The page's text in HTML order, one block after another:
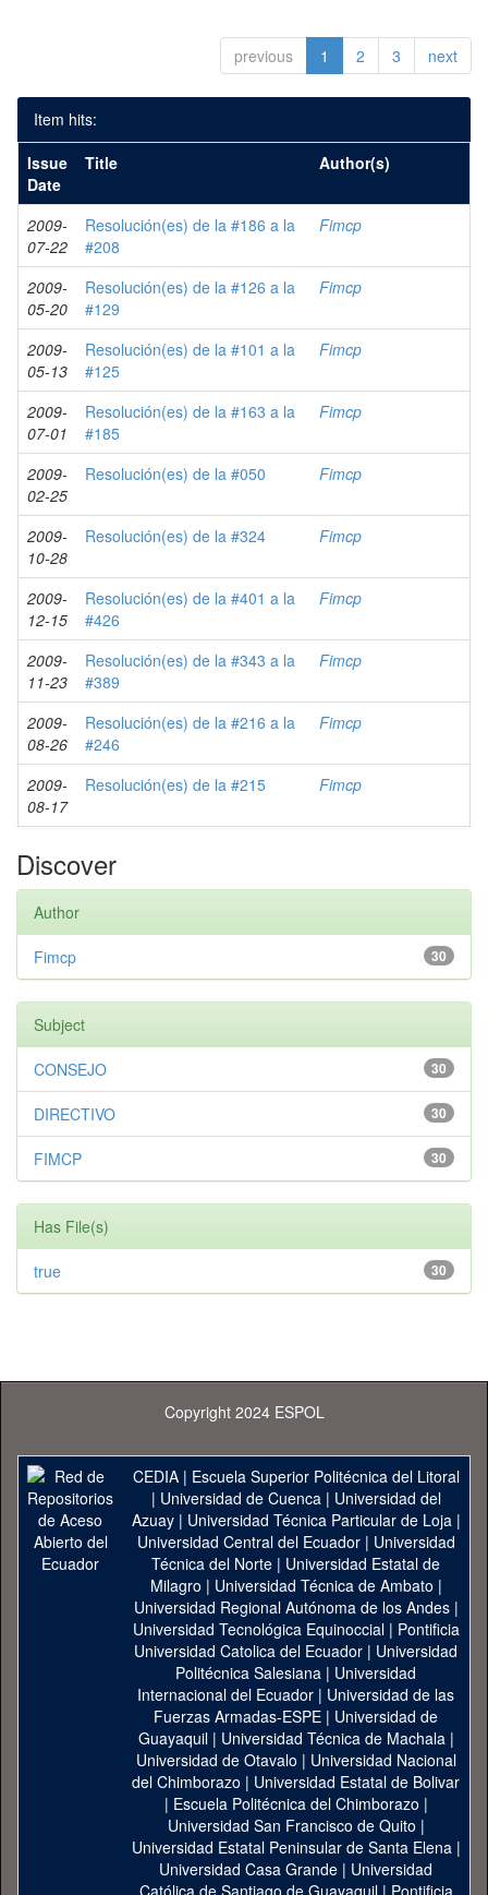
previous 1 2 3 next
Item hits:
Issue
Date
Title Author(s)
2009-
07-22
Resolución(es) de la #186 a la
#208
Fimcp
2009-
05-20
Resolución(es) de la #126 a la
#129
Fimcp
2009-
05-13
Resolución(es) de la #101 a la
#125
Fimcp
2009-
07-01
Resolución(es) de la #163 a la
#185
Fimcp
2009-
02-25
Resolución(es) de la #050 Fimcp
2009-
10-28
Resolución(es) de la #324 Fimcp
2009-
12-15
Resolución(es) de la #401 a la
#426
Fimcp
2009-
11-23
Resolución(es) de la #343 a la
#389
Fimcp
2009-
08-26
Resolución(es) de la #216 a la
#246
Fimcp
2009-
08-17
Resolución(es) de la #215 Fimcp
Discover
Author
30
Fimcp
Subject
30
CONSEJO
30
DIRECTIVO
30
FIMCP
Has File(s)
30
true
Copyright 2024 ESPOL
CEDIA| Escuela Superior Politécnica del Litoral
| Universidad de Cuenca| Universidad del
Azuay| Universidad Técnica Particular de Loja|
Universidad Central del Ecuador| Universidad
Técnica del Norte | Universidad Estatal de
Milagro | Universidad Técnica de Ambato |
Universidad Regional Autónoma de los Andes|
Universidad Tecnológica Equinoccial| Pontificia
Universidad Catolica del Ecuador | Universidad
Politécnica Salesiana | Universidad
Internacional del Ecuador | Universidad de las
Fuerzas Armadas-ESPE | Universidad de
Guayaquil| Universidad Técnica de Machala|
Universidad de Otavalo | Universidad Nacional
del Chimborazo | Universidad Estatal de Bolivar
| Escuela Politécnica del Chimborazo |
Universidad San Francisco de Quito |
Universidad Estatal Peninsular de Santa Elena|
Universidad Casa Grande | Universidad
Católica de Santiago de Guayaquil| Pontificia